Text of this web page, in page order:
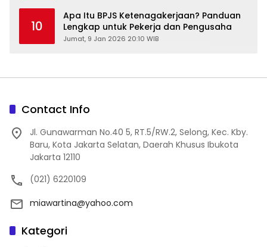
10
Apa Itu BPJS Ketenagakerjaan? Panduan
Lengkap untuk Pekerja dan Pengusaha
Jumat, 9 Jan 2026 20:10 WIB
Contact Info
Jl. Gunawarman No.40 5, RT.5/RW.2, Selong, Kec. Kby.
Baru, Kota Jakarta Selatan, Daerah Khusus Ibukota
Jakarta 12110
(021) 6220109
miawartina@yahoo.com
Kategori